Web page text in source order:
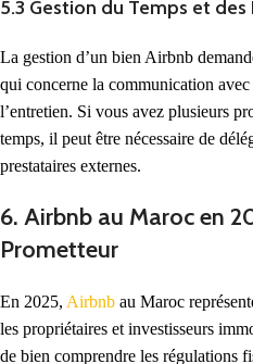
5.3 Gestion du Temps et des
La gestion d’un bien Airbnb
qui concerne la communication
l’entretien. Si vous avez plusieurs
temps, il peut être nécessaire de
prestataires externes.
6. Airbnb au Maroc en
Prometteur
En 2025, Airbnb au Maroc
les propriétaires et investisseurs
de bien comprendre les régulations